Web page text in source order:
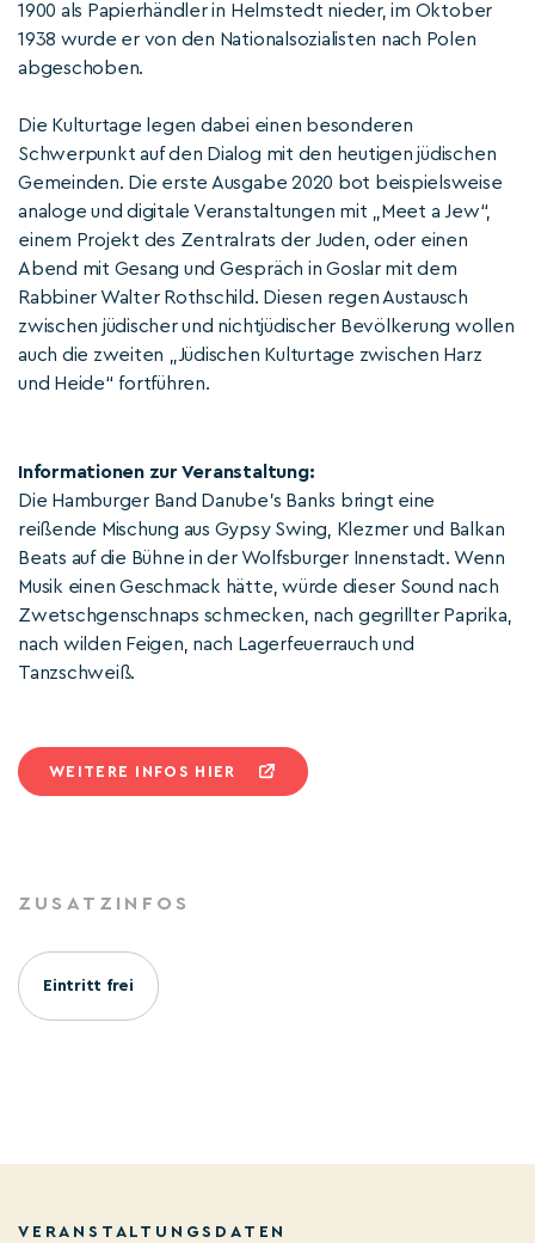
1900 als Papierhändler in Helmstedt nieder, im Oktober
1938 wurde er von den Nationalsozialisten nach Polen
abgeschoben.
Die Kulturtage legen dabei einen besonderen
Schwerpunkt auf den Dialog mit den heutigen jüdischen
Gemeinden. Die erste Ausgabe 2020 bot beispielsweise
analoge und digitale Veranstaltungen mit „Meet a Jew“,
einem Projekt des Zentralrats der Juden, oder einen
Abend mit Gesang und Gespräch in Goslar mit dem
Rabbiner Walter Rothschild. Diesen regen Austausch
zwischen jüdischer und nichtjüdischer Bevölkerung wollen
auch die zweiten „Jüdischen Kulturtage zwischen Harz
und Heide“ fortführen.
Informationen zur Veranstaltung:
Die Hamburger Band Danube’s Banks bringt eine
reißende Mischung aus Gypsy Swing, Klezmer und Balkan
Beats auf die Bühne in der Wolfsburger Innenstadt. Wenn
Musik einen Geschmack hätte, würde dieser Sound nach
Zwetschgenschnaps schmecken, nach gegrillter Paprika,
nach wilden Feigen, nach Lagerfeuerrauch und
Tanzschweiß.
WEITERE INFOS HIER
ZUSATZINFOS
Eintritt frei
VERANSTALTUNGSDATEN